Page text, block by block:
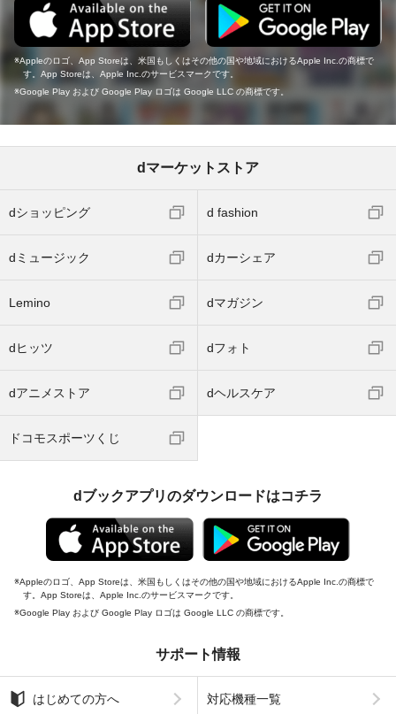
Appleのロゴ、App Storeは、米国もしくはその他の国や地域におけるApple Inc.の商標で
す。App Storeは、Apple Inc.のサービスマークです。
Google Play および Google Play ロゴは Google LLC の商標です。
dマーケットストア
dショッピング d fashion
dミュージック dカーシェア
Lemino dマガジン
dヒッツ dフォト
dアニメストア dヘルスケア
ドコモスポーツくじ
dブックアプリのダウンロードはコチラ
Appleのロゴ、App Storeは、米国もしくはその他の国や地域におけるApple Inc.の商標で
す。App Storeは、Apple Inc.のサービスマークです。
Google Play および Google Play ロゴは Google LLC の商標です。
サポート情報
はじめての方へ 対応機種一覧